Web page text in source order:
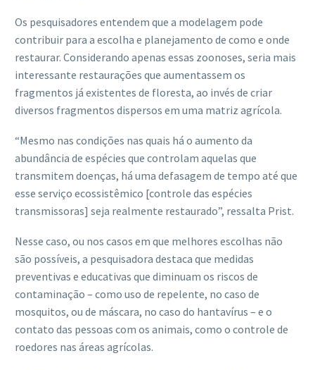
Os pesquisadores entendem que a modelagem pode
contribuir para a escolha e planejamento de como e onde
restaurar. Considerando apenas essas zoonoses, seria mais
interessante restaurações que aumentassem os
fragmentos já existentes de floresta, ao invés de criar
diversos fragmentos dispersos em uma matriz agrícola.
“Mesmo nas condições nas quais há o aumento da
abundância de espécies que controlam aquelas que
transmitem doenças, há uma defasagem de tempo até que
esse serviço ecossistêmico [controle das espécies
transmissoras] seja realmente restaurado”, ressalta Prist.
Nesse caso, ou nos casos em que melhores escolhas não
são possíveis, a pesquisadora destaca que medidas
preventivas e educativas que diminuam os riscos de
contaminação – como uso de repelente, no caso de
mosquitos, ou de máscara, no caso do hantavírus – e o
contato das pessoas com os animais, como o controle de
roedores nas áreas agrícolas.